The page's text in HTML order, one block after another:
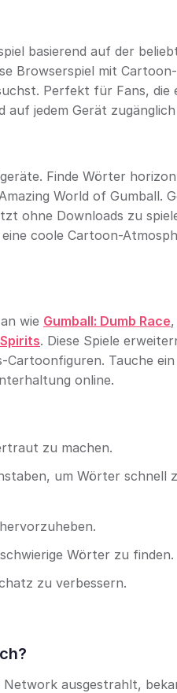
basierend auf der
Browserspiel mit Cartoon-
Perfekt für Fans, die
jedem Gerät
Finde Wörter
World of Gumball.
ohne Downloads zu
coole Cartoon-
wie Gumball: Dumb Race,
. Diese Spiele
Tauche ein
online.
zu machen.
um Wörter schnell
Wörter zu finden.
zu verbessern.
Network ausgestrahlt,